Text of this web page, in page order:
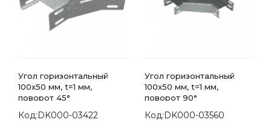
Угол горизонтальный
100x50 мм, t=1 мм,
поворот 45°
Код:DK000-03422
Угол горизонтальный
100x50 мм, t=1 мм,
поворот 90°
Код:DK000-03560